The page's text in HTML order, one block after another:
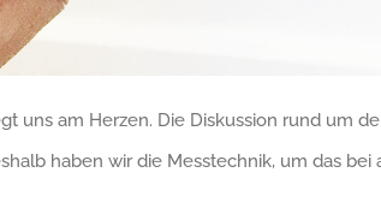
am Herzen. Die Diskussion rund um
haben wir die Messtechnik, um das bei